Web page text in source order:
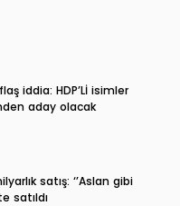
iddia: HDP’Lİ isimler
aday olacak
satış: ‘’Aslan gibi
satıldı